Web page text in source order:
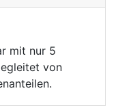
mit nur 5
von